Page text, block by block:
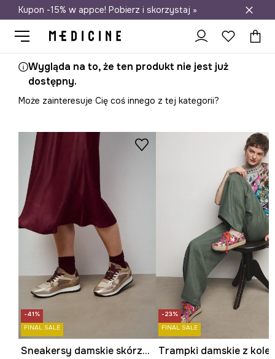
Darmowa dostawa do salonów
Kupon -15% w appce! Pobierz i skorzystaj »
Wygląda na to, że ten produkt nie jest już
dostępny.
Może zainteresuje Cię coś innego z tej kategorii?
-41%
FINAL SALE
Sneakersy damskie skórzane
-23%
FINAL SALE